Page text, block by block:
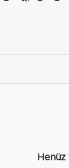
Henüz